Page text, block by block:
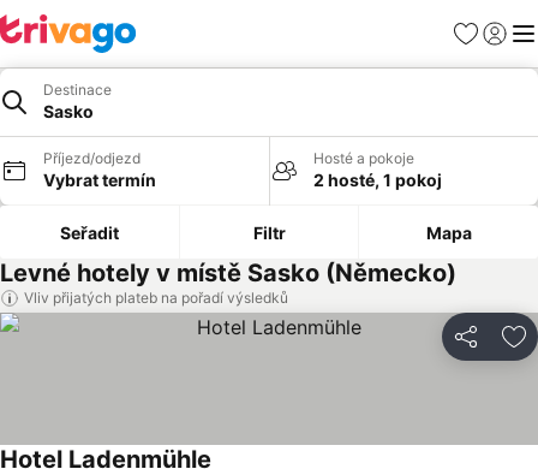
Oblíbené
Destinace
Sasko
Příjezd/odjezd
Vybrat termín
Hosté a pokoje
2 hosté, 1 pokoj
Seřadit Filtr Mapa
Levné hotely v místě Sasko (Německo)
Vliv přijatých plateb na pořadí výsledků
Sdílet
Hotel Ladenmühle